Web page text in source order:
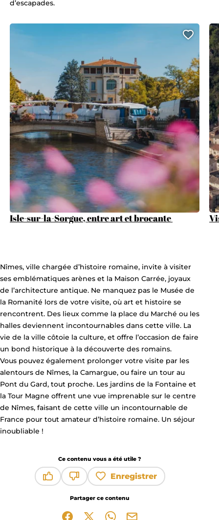
d’escapades.
Isle-sur-la-Sorgue, entre art et brocante
Nîmes, ville chargée d’histoire romaine, invite à visiter
ses emblématiques arènes et la Maison Carrée, joyaux
de l’architecture antique. Ne manquez pas le Musée de
la Romanité lors de votre visite, où art et histoire se
rencontrent. Des lieux comme la place du Marché ou les
halles deviennent incontournables dans cette ville. La
vie de la ville côtoie la culture, et offre l’occasion de faire
un bond historique à la découverte des romains.
Vous pouvez également prolonger votre visite par les
alentours de Nîmes, la Camargue, ou faire un tour au
Pont du Gard, tout proche. Les jardins de la Fontaine et
la Tour Magne offrent une vue imprenable sur le centre
de Nîmes, faisant de cette ville un incontournable de
France pour tout amateur d’histoire romaine. Un séjour
inoubliable !
Ce contenu vous a été utile ?
Enregistrer
Partager ce contenu